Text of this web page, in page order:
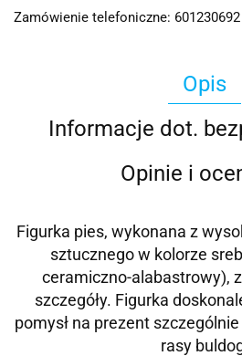
Zamówienie telefoniczne: 601230692
Opis
Informacje dot.
Opinie i
Figurka pies, wykonana z
sztucznego w kolorze
ceramiczno-alabastrowy),
szczegóły. Figurka
pomysł na prezent
rasy